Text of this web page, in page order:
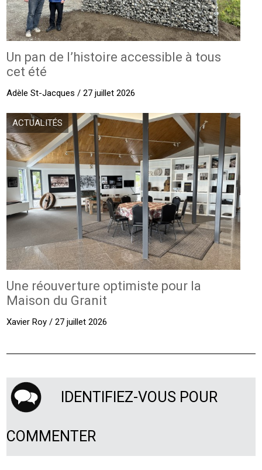
Un pan de l’histoire accessible à tous
cet été
Adèle St-Jacques / 27 juillet 2026
ACTUALITÉS
Une réouverture optimiste pour la
Maison du Granit
Xavier Roy / 27 juillet 2026
IDENTIFIEZ-VOUS POUR
COMMENTER